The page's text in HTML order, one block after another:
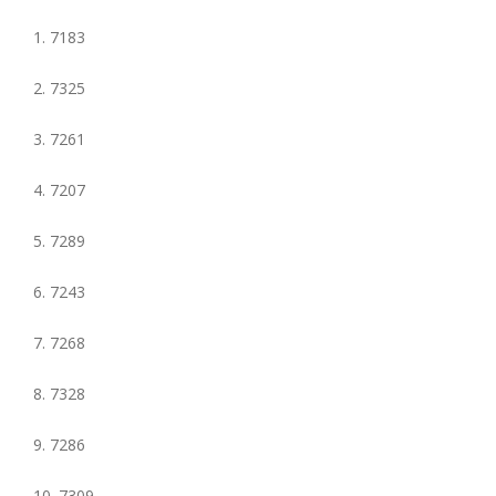
1. 7183
2. 7325
3. 7261
4. 7207
5. 7289
6. 7243
7. 7268
8. 7328
9. 7286